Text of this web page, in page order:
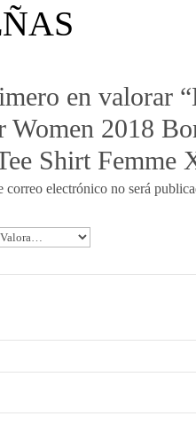
en valorar
Women 2018
Shirt Femme
correo electrónico no será